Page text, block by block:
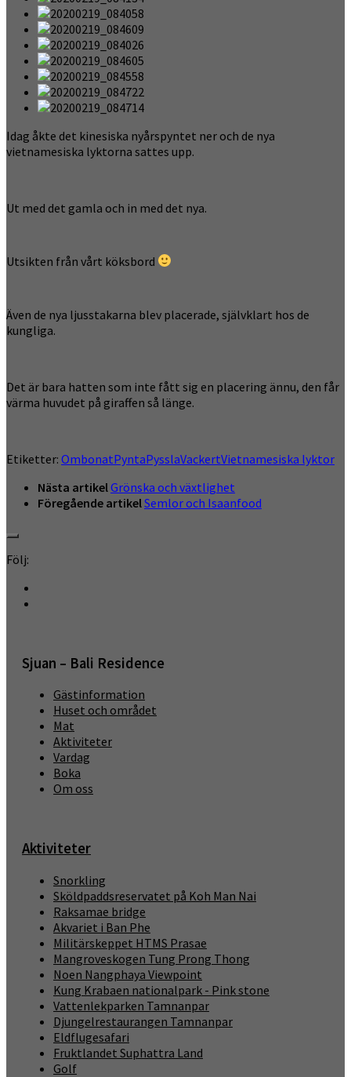
Idag åkte det kinesiska nyårspyntet ner och de nya
vietnamesiska lyktorna sattes upp.
Ut med det gamla och in med det nya.
Utsikten från vårt köksbord
Även de nya ljusstakarna blev placerade, självklart hos de
kungliga.
Det är bara hatten som inte fått sig en placering ännu, den får
värma huvudet på giraffen så länge.
Etiketter: OmbonatPyntaPysslaVackertVietnamesiska lyktor
Nästa artikelGrönska och växtlighet
Föregående artikelSemlor och Isaanfood
Följ:
Sjuan – Bali Residence
Gästinformation
Huset och området
Mat
Aktiviteter
Vardag
Boka
Om oss
Aktiviteter
Snorkling
Sköldpaddsreservatet på Koh Man Nai
Raksamae bridge
Akvariet i Ban Phe
Militärskeppet HTMS Prasae
Mangroveskogen Tung Prong Thong
Noen Nangphaya Viewpoint
Kung Krabaen nationalpark - Pink stone
Vattenlekparken Tamnanpar
Djungelrestaurangen Tamnanpar
Eldflugesafari
Fruktlandet Suphattra Land
Golf